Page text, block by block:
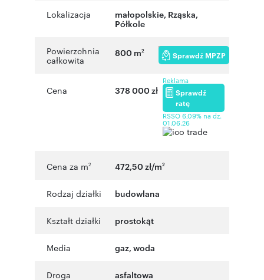
Lokalizacja małopolskie, Rząska,
Półkole
Powierzchnia
całkowita
800 m2 Sprawdź MPZP
Cena 378 000 zł
Reklama
Sprawdź
ratę
RSSO 6,09% na dz.
01.06.26
Cena za m2 472,50 zł/m2
Rodzaj działki budowlana
Kształt działki prostokąt
Media gaz, woda
Droga
asfaltowa